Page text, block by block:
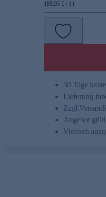
199,93 € / 1 l
30 Tage
Lieferung
Zzgl.
Angebot
Vielfach